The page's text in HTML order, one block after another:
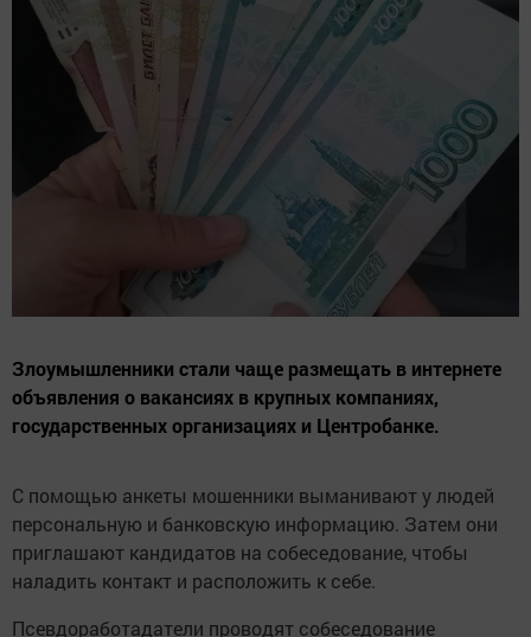
Злоумышленники стали чаще размещать в интернете
объявления о вакансиях в крупных компаниях,
государственных организациях и Центробанке.
С помощью анкеты мошенники выманивают у людей
персональную и банковскую информацию. Затем они
приглашают кандидатов на собеседование, чтобы
наладить контакт и расположить к себе.
Псевдоработадатели проводят собеседование